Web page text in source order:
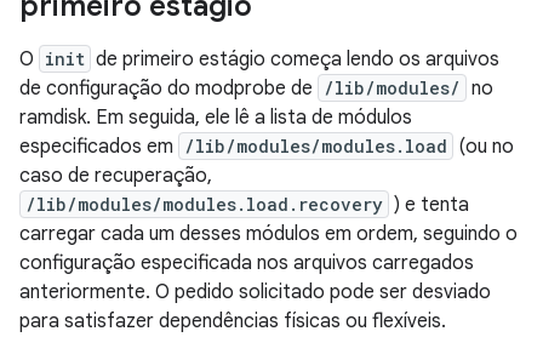
O init de primeiro estágio começa lendo os arquivos
de configuração do modprobe de
/lib/modules/ no
ramdisk. Em seguida, ele lê a lista de módulos
especificados em
/lib/modules/modules.load (ou no
caso de recuperação,
/lib/modules/modules.load.recovery ) e tenta
carregar cada um desses módulos em ordem, seguindo o
configuração especificada nos arquivos carregados
anteriormente. O pedido solicitado pode ser desviado
para satisfazer dependências físicas ou flexíveis.